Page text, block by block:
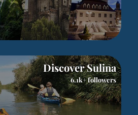
Discover Sulina
6.1k+ followers